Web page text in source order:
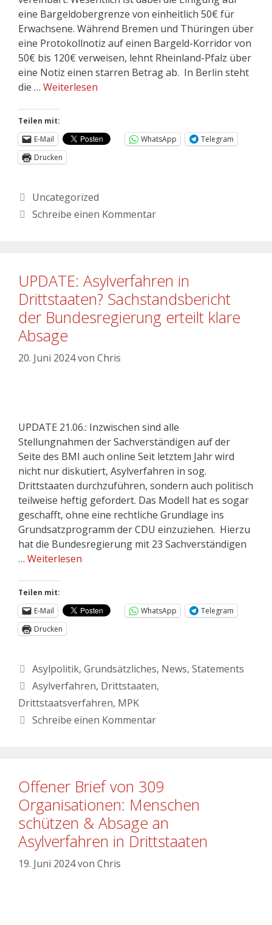
eine Bargeldobergrenze von einheitlich 50€ für
Erwachsene. Während Bremen und Thüringen über
eine Protokollnotiz auf einen Bargeld-Korridor von
50€ bis 120€ verweisen, lehnt Rheinland-Pfalz über
eine Notiz einen starren Betrag ab. In Berlin steht
die … Weiterlesen
Teilen mit:
E-Mail
WhatsApp
Telegram
Drucken
Uncategorized
Schreibe einen Kommentar
UPDATE: Asylverfahren in
Drittstaaten? Sachstandsbericht
der Bundesregierung erteilt klare
Absage
20. Juni 2024von Chris
UPDATE 21.06.: Inzwischen sind alle
Stellungnahmen der Sachverständigen auf der
Seite des BMI auch online Seit letztem Jahr wird
nicht nur diskutiert, Asylverfahren in sog.
Drittstaaten durchzuführen, sondern auch politisch
teilweise heftig gefordert. Das Modell hat es sogar
geschafft, ohne eine rechtliche Grundlage ins
Grundsatzprogramm der CDU einzuziehen. Hierzu
hat die Bundesregierung mit 23 Sachverständigen
… Weiterlesen
Teilen mit:
E-Mail
WhatsApp
Telegram
Drucken
Asylpolitik, Grundsätzliches, News, Statements
Asylverfahren, Drittstaaten,
Drittstaatsverfahren, MPK
Schreibe einen Kommentar
Offener Brief von 309
Organisationen: Menschen
schützen & Absage an
Asylverfahren in Drittstaaten
19. Juni 2024von Chris